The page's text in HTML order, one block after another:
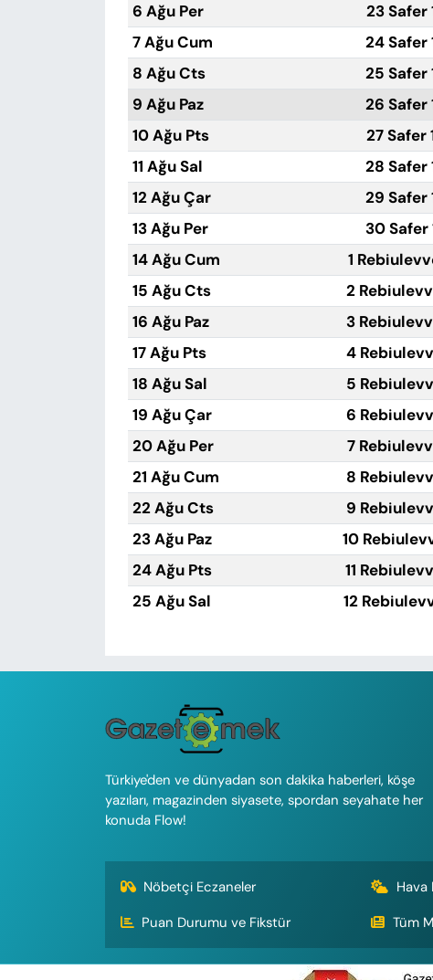
6 Ağu Per
23 Safer
7 Ağu Cum
24 Safer
8 Ağu Cts
25 Safer
9 Ağu Paz
26 Safer
10 Ağu Pts
27 Safer
11 Ağu Sal
28 Safer
12 Ağu Çar
29 Safer
13 Ağu Per
30 Safer
14 Ağu Cum
1
15 Ağu Cts
2
16 Ağu Paz
3
17 Ağu Pts
4
18 Ağu Sal
5
19 Ağu Çar
6
20 Ağu Per
7
21 Ağu Cum
8
22 Ağu Cts
9
23 Ağu Paz
10
24 Ağu Pts
11
25 Ağu Sal
12
Türkiye'den ve dünyadan son dakika haberleri, köşe
yazıları, magazinden siyasete, spordan seyahate her
konuda Flow!
Nöbetçi Eczaneler Hava
Puan Durumu ve Fikstür
Tüm